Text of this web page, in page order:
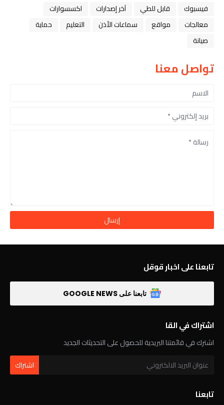
فيسبوك
قابل للطي آخر إصدارات
اكسسوارات
معالجات
مواقع سماعات الأذن التعليم
حماية
صيانة
تواصل معنا
تابعنا على اخبار قوقل
تابعنا على GOOGLE NEWS
اشتراك في القا
اشترك في قائمتنا البريدية للحصول على التحديثات الجديد
تابعنا